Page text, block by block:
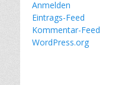
Anmelden
Eintrags-Feed
Kommentar-Feed
WordPress.org